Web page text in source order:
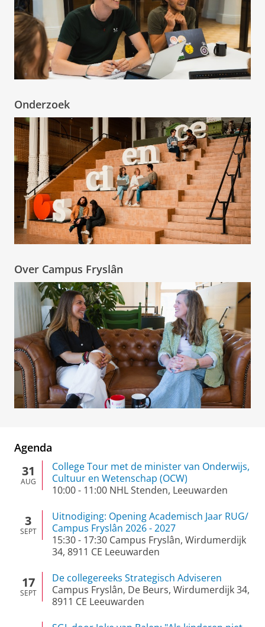
Onderzoek
Over Campus Fryslân
Agenda
31
AUG
College Tour met de minister van Onderwijs,
Cultuur en Wetenschap (OCW)
10:00- 11:00 NHL Stenden, Leeuwarden
3
SEPT
Uitnodiging: Opening Academisch Jaar RUG/
Campus Fryslân 2026 - 2027
15:30- 17:30 Campus Fryslân, Wirdumerdijk
34, 8911 CE Leeuwarden
17
SEPT
De collegereeks Strategisch Adviseren
Campus Fryslân, De Beurs, Wirdumerdijk 34,
8911 CE Leeuwarden